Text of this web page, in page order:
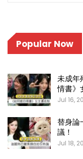
Popular Now
未成年
情書》
Jul 16,
替身論
議！
Jul 18,